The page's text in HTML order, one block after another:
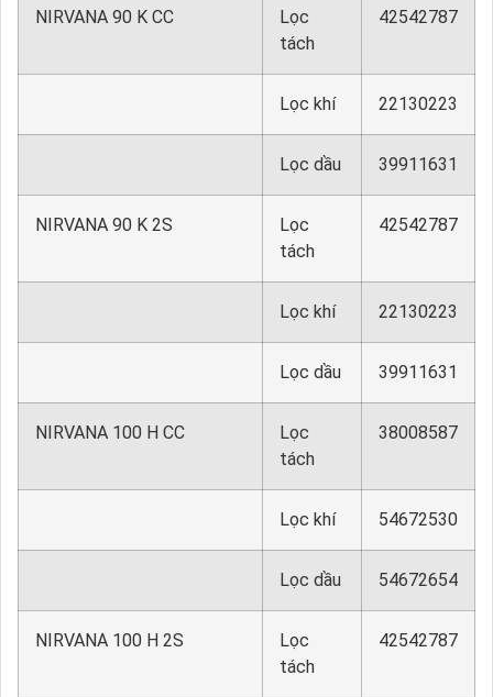
NIRVANA 90 K CC
Lọc
tách
42542787
Lọc khí 22130223
Lọc dầu 39911631
NIRVANA 90 K 2S
Lọc
tách
42542787
Lọc khí 22130223
Lọc dầu 39911631
NIRVANA 100 H CC
Lọc
tách
38008587
Lọc khí 54672530
Lọc dầu 54672654
NIRVANA 100 H 2S
Lọc
tách
42542787